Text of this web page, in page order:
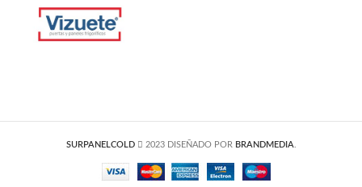
SURPANELCOLD 2023 DISEÑADO POR BRANDMEDIA.